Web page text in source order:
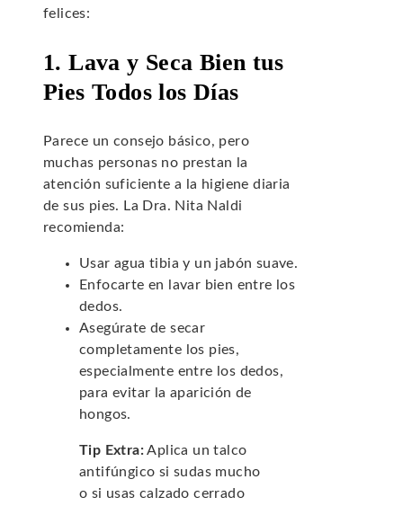
felices:
1. Lava y Seca Bien tus
Pies Todos los Días
Parece un consejo básico, pero
muchas personas no prestan la
atención suficiente a la higiene diaria
de sus pies. La Dra. Nita Naldi
recomienda:
Usar agua tibia y un jabón suave.
Enfocarte en lavar bien entre los
dedos.
Asegúrate de secar
completamente los pies,
especialmente entre los dedos,
para evitar la aparición de
hongos.
Tip Extra:Aplica un talco
antifúngico si sudas mucho
o si usas calzado cerrado